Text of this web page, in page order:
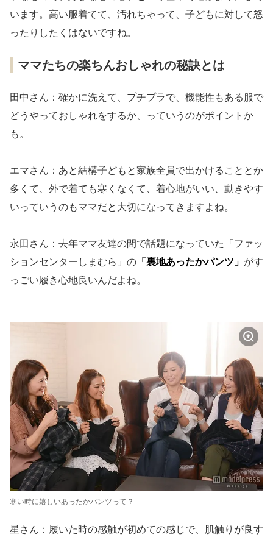
います。高い服着てて、汚れちゃって、子どもに対して怒
ったりしたくはないですね。
ママたちの楽ちんおしゃれの秘訣とは
田中さん：確かに洗えて、プチプラで、機能性もある服で
どうやっておしゃれをするか、っていうのがポイントか
も。
エマさん：あと結構子どもと家族全員で出かけることとか
多くて、外で着ても寒くなくて、着心地がいい、動きやす
いっていうのもママだと大切になってきますよね。
永田さん：去年ママ友達の間で話題になっていた「ファッ
ションセンターしまむら」の 「裏地あったかパンツ」 がす
っごい履き心地良いんだよね。
寒い時に嬉しいあったかパンツって？
星さん：履いた時の感触が初めての感じで、肌触りが良す